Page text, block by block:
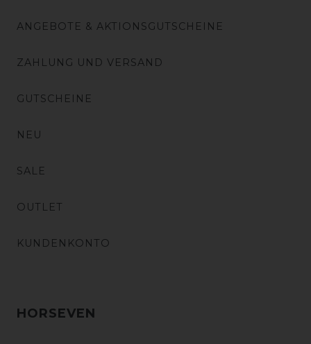
ANGEBOTE & AKTIONSGUTSCHEINE
ZAHLUNG UND VERSAND
GUTSCHEINE
NEU
SALE
OUTLET
KUNDENKONTO
HORSEVEN